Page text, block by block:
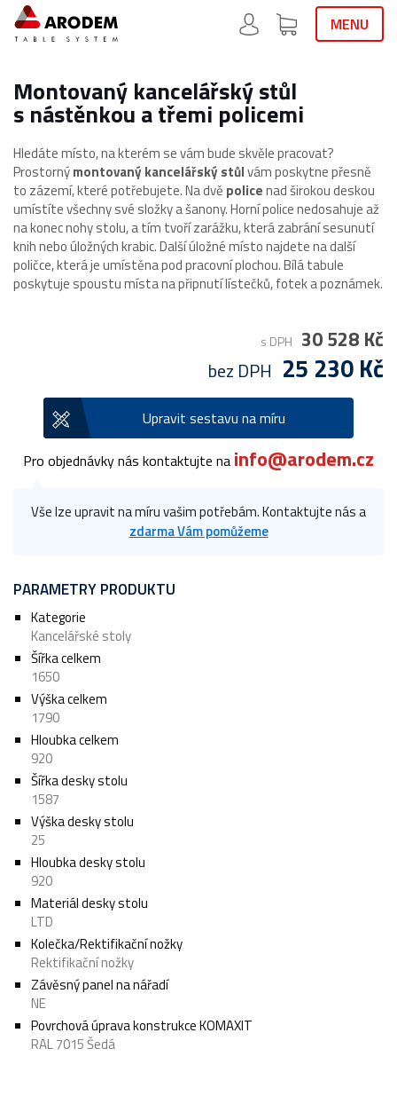
MENU
Montovaný kancelářský stůl
s nástěnkou a třemi policemi
Hledáte místo, na kterém se vám bude skvěle pracovat?
Prostornýmontovaný kancelářský stůlvám poskytne přesně
to zázemí, které potřebujete. Na dvě policenad širokou deskou
umístíte všechny své složky a šanony. Horní police nedosahuje až
na konec nohy stolu, a tím tvoří zarážku, která zabrání sesunutí
knih nebo úložných krabic. Další úložné místo najdete na další
poličce, která je umístěna pod pracovní plochou. Bílá tabule
poskytuje spoustu místa na připnutí lístečků, fotek a poznámek.
s DPH 30 528 Kč
bez DPH 25 230 Kč
Upravit sestavu na míru
Pro objednávky nás kontaktujte na info@arodem.cz
Vše lze upravit na míru vašim potřebám. Kontaktujte nás a
zdarma Vám pomůžeme
PARAMETRY PRODUKTU
Kategorie
Kancelářské stoly
Šířka celkem
1650
Výška celkem
1790
Hloubka celkem
920
Šířka desky stolu
1587
Výška desky stolu
25
Hloubka desky stolu
920
Materiál desky stolu
LTD
Kolečka/Rektifikační nožky
Rektifikační nožky
Závěsný panel na nářadí
NE
Povrchová úprava konstrukce KOMAXIT
RAL 7015 Šedá